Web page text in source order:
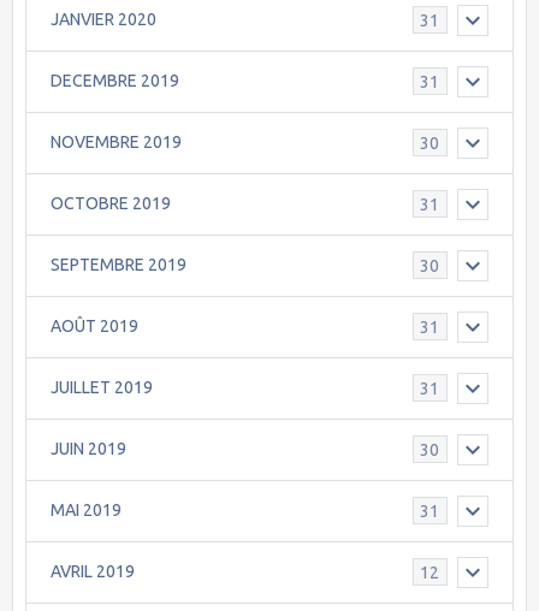
JANVIER 2020 31
DECEMBRE 2019 31
NOVEMBRE 2019 30
OCTOBRE 2019 31
SEPTEMBRE 2019 30
AOÛT 2019 31
JUILLET 2019 31
JUIN 2019 30
MAI 2019 31
AVRIL 2019 12